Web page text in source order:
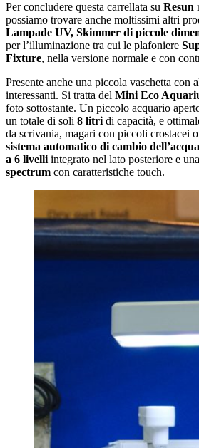
Per concludere questa carrellata su Resun
possiamo trovare anche moltissimi altri
Lampade UV, Skimmer di piccole
per l’illuminazione tra cui le plafoniere
Fixture, nella versione normale e con
Presente anche una piccola vaschetta con
interessanti. Si tratta del Mini Eco
foto sottostante. Un piccolo acquario
un totale di soli 8 litri di capacità, e
da scrivania, magari con piccoli crostacei
sistema automatico di cambio dell’acqua
a 6 livelli integrato nel lato posteriore e una
spectrum con caratteristiche touch.